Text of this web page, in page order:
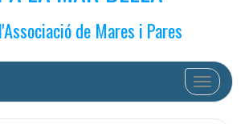
de Mares i Pares
Cambiar